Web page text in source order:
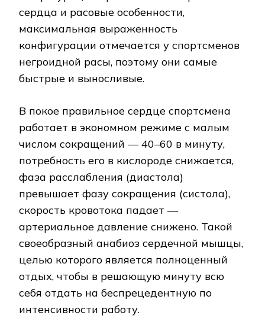
сердца и расовые особенности,
максимальная выраженность
конфигурации отмечается у спортсменов
негроидной расы, поэтому они самые
быстрые и выносливые.
В покое правильное сердце спортсмена
работает в экономном режиме с малым
числом сокращений — 40–60 в минуту,
потребность его в кислороде снижается,
фаза расслабления (диастола)
превышает фазу сокращения (систола),
скорость кровотока падает —
артериальное давление снижено. Такой
своеобразный анабиоз сердечной мышцы,
целью которого является полноценный
отдых, чтобы в решающую минуту всю
себя отдать на беспрецедентную по
интенсивности работу.